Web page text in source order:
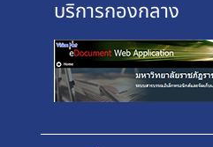
บริการกองกลาง